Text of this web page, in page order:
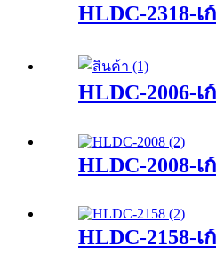
HLDC-2318-
HLDC-2006-
HLDC-2008-
HLDC-2158-เ